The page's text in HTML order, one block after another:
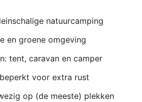
natuurcamping
en groene omgeving
tent, caravan en camper
voor extra rust
op (de meeste) plekken